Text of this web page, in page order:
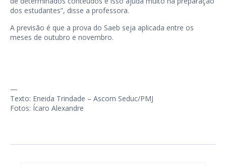
dos estudantes”, disse a professora.
A previsão é que a prova do Saeb seja aplicada entre os
meses de outubro e novembro.
—
Texto: Eneida Trindade – Ascom Seduc/PMJ
Fotos: Ícaro Alexandre